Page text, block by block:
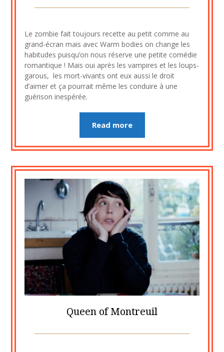
8
août
2023
Le zombie fait toujours recette au petit comme au
grand-écran mais avec Warm bodies on change les
habitudes puisqu’on nous réserve une petite comédie
romantique ! Mais oui après les vampires et les loups-
garous, les mort-vivants ont eux aussi le droit
d’aimer et ça pourrait même les conduire à une
guérison inespérée.
Read more
Queen of Montreuil